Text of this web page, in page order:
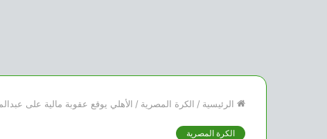
الرئيسية / الكرة المصرية / الأهلي يوقع عقوبة مالية على
الكرة المصرية